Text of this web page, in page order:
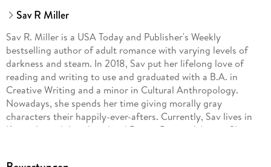
Sav R Miller
Sav R. Miller is a USA Today and Publisher's Weekly
bestselling author of adult romance with varying levels of
darkness and steam. In 2018, Sav put her lifelong love of
reading and writing to use and graduated with a B.A. in
Creative Writing and a minor in Cultural Anthropology.
Nowadays, she spends her time giving morally gray
characters their happily-ever-afters. Currently, Sav lives in
Kentucky with her dogs Lord Byron, Poe, and Arrow. She